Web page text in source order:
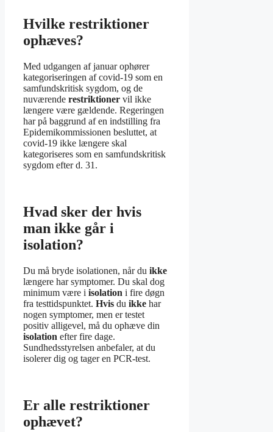
Hvilke restriktioner
ophæves?
Med udgangen af januar ophører
kategoriseringen af covid-19 som en
samfundskritisk sygdom, og de
nuværende restriktioner vil ikke
længere være gældende. Regeringen
har på baggrund af en indstilling fra
Epidemikommissionen besluttet, at
covid-19 ikke længere skal
kategoriseres som en samfundskritisk
sygdom efter d. 31.
Hvad sker der hvis
man ikke går i
isolation?
Du må bryde isolationen, når du ikke
længere har symptomer. Du skal dog
minimum være i isolation i fire døgn
fra testtidspunktet. Hvis du ikke har
nogen symptomer, men er testet
positiv alligevel, må du ophæve din
isolation efter fire dage.
Sundhedsstyrelsen anbefaler, at du
isolerer dig og tager en PCR-test.
Er alle restriktioner
ophævet?